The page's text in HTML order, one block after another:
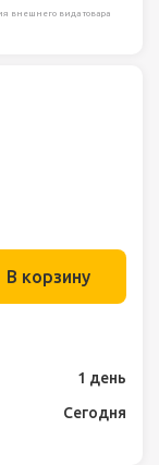
внешнего вида товара
В корзину
1 день
Сегодня